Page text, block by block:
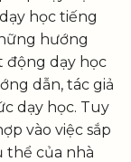
học tiếng
hướng
động dạy học
dẫn, tác giả
dạy học. Tuy
vào việc sắp
thể của nhà